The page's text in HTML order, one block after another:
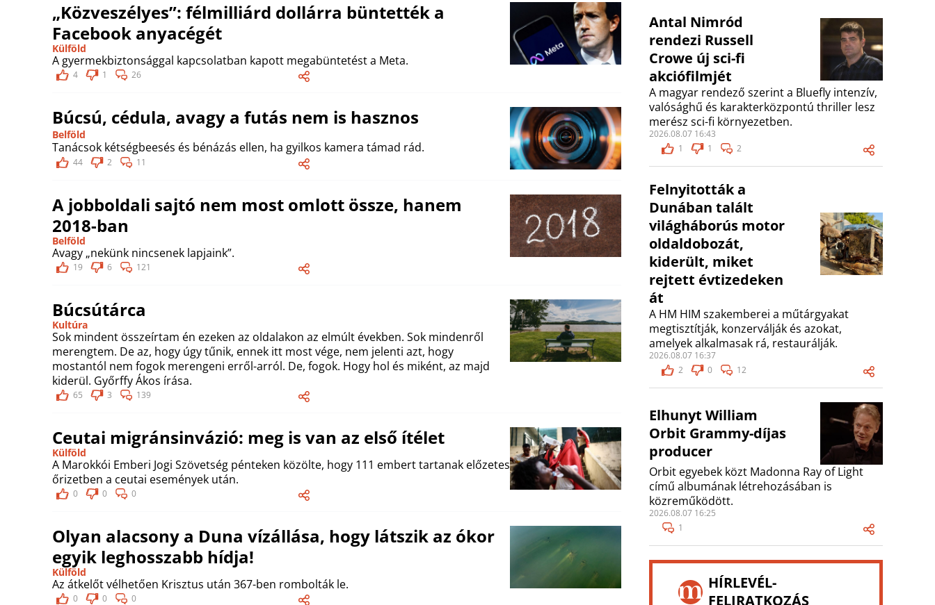
„Közveszélyes”: félmilliárd dollárra büntették a
Facebook anyacégét
Külföld
A gyermekbiztonsággal kapcsolatban kapott megabüntetést a Meta.
4 1 26
Búcsú, cédula, avagy a futás nem is hasznos
Belföld
Tanácsok kétségbeesés és bénázás ellen, ha gyilkos kamera támad rád.
44 2 11
A jobboldali sajtó nem most omlott össze, hanem
2018-ban
Belföld
Avagy „nekünk nincsenek lapjaink”.
19 6 121
Búcsútárca
Kultúra
Sok mindent összeírtam én ezeken az oldalakon az elmúlt években. Sok mindenről
merengtem. De az, hogy úgy tűnik, ennek itt most vége, nem jelenti azt, hogy
mostantól nem fogok merengeni erről-arról. De, fogok. Hogy hol és miként, az majd
kiderül. Győrffy Ákos írása.
65 3 139
Ceutai migránsinvázió: meg is van az első ítélet
Külföld
A Marokkói Emberi Jogi Szövetség pénteken közölte, hogy 111 embert tartanak előzetes
őrizetben a ceutai események után.
0 0 0
Olyan alacsony a Duna vízállása, hogy látszik az ókor
egyik leghosszabb hídja!
Külföld
Az átkelőt vélhetően Krisztus után 367-ben rombolták le.
0 0 0
Antal Nimród
rendezi Russell
Crowe új sci-fi
akciófilmjét
A magyar rendező szerint a Bluefly intenzív,
valósághű és karakterközpontú thriller lesz
merész sci-fi környezetben.
2026.08.07 16:43
1
1 2
Felnyitották a
Dunában talált
világháborús motor
oldaldobozát,
kiderült, miket
rejtett évtizedeken
át
A HM HIM szakemberei a műtárgyakat
megtisztítják, konzerválják és azokat,
amelyek alkalmasak rá, restaurálják.
2026.08.07 16:37
2
0 12
Elhunyt William
Orbit Grammy-díjas
producer
Orbit egyebek közt Madonna Ray of Light
című albumának létrehozásában is
közreműködött.
2026.08.07 16:25
1
HÍRLEVÉL-
FELIRATKOZÁS